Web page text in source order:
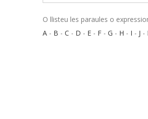
O llisteu les paraules o
A - B - C - D - E - F - G - H - I - J -